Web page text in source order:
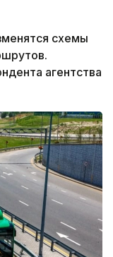
схемы
агентства